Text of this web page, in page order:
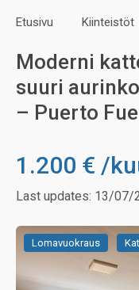
Etusivu Kiinteistöt
Moderni
suuri
– Puerto
1.200 € /
Last updates: 13/07/
Lomavuokraus